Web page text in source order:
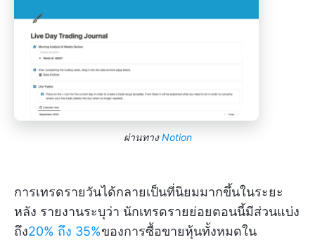
ผ่านทางNotion
การเทรดรายวันได้กลายเป็นที่นิยมมากขึ้นในระยะ
หลัง รายงานระบุว่า นักเทรดรายย่อยตอนนี้มีส่วนแบ่ง
ถึง20% ถึง 35%ของการซื้อขายหุ้นทั้งหมดใน